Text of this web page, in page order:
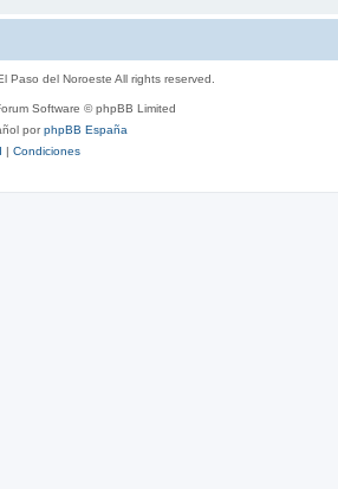
del Noroeste All rights reserved.
Software © phpBB Limited
porphpBB España
| Condiciones